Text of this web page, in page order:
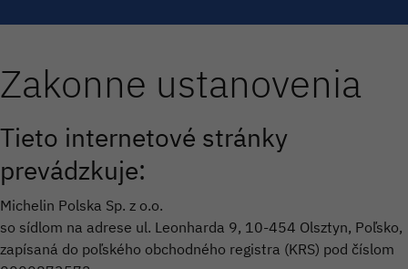
Zakonne ustanovenia
Tieto internetové stránky
prevádzkuje:
Michelin Polska Sp. z o.o.
so sídlom na adrese ul. Leonharda 9, 10-454 Olsztyn, Poľsko,
zapísaná do poľského obchodného registra (KRS) pod číslom